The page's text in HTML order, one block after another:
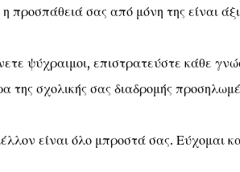
προσπάθειά σας από μόνη της είναι
ψύχραιμοι, επιστρατεύστε κάθε
της σχολικής σας διαδρομής
είναι όλο μπροστά σας. Εύχομαι